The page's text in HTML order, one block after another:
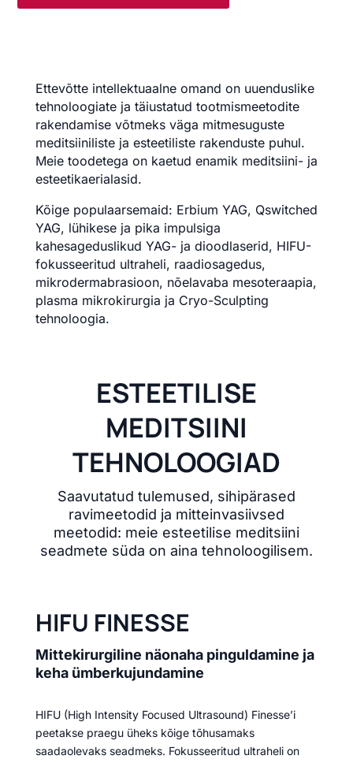
Ettevõtte intellektuaalne omand on uuenduslike
tehnoloogiate ja täiustatud tootmismeetodite
rakendamise võtmeks väga mitmesuguste
meditsiiniliste ja esteetiliste rakenduste puhul.
Meie toodetega on kaetud enamik meditsiini- ja
esteetikaerialasid.
Kõige populaarsemaid: Erbium YAG, Qswitched
YAG, lühikese ja pika impulsiga
kahesageduslikud YAG- ja dioodlaserid, HIFU-
fokusseeritud ultraheli, raadiosagedus,
mikrodermabrasioon, nõelavaba mesoteraapia,
plasma mikrokirurgia ja Cryo-Sculpting
tehnoloogia.
ESTEETILISE
MEDITSIINI
TEHNOLOOGIAD
Saavutatud tulemused, sihipärased
ravimeetodid ja mitteinvasiivsed
meetodid: meie esteetilise meditsiini
seadmete süda on aina tehnoloogilisem.
HIFU FINESSE
Mittekirurgiline näonaha pinguldamine ja
keha ümberkujundamine
HIFU (High Intensity Focused Ultrasound) Finesse’i
peetakse praegu üheks kõige tõhusamaks
saadaolevaks seadmeks. Fokusseeritud ultraheli on